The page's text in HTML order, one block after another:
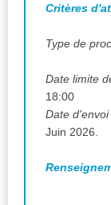
Critères
Type de
Date limite
18:00
Date
Juin 2026.